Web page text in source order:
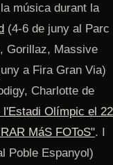
música durant la
(4-6 de juny al Parc
Gorillaz, Massive
a Fira Gran Via)
Charlotte de
l'Estadi Olímpic el 22
MáS FOToS". I
Poble Espanyol)